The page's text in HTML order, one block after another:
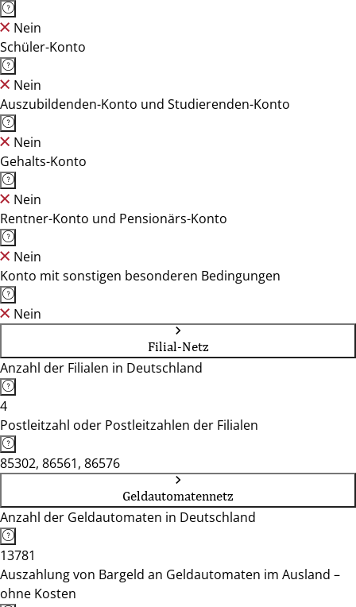
Nein
Schüler-Konto
Nein
Auszubildenden-Konto und Studierenden-Konto
Nein
Gehalts-Konto
Nein
Rentner-Konto und Pensionärs-Konto
Nein
Konto mit sonstigen besonderen Bedingungen
Nein
Filial-Netz
Anzahl der Filialen in Deutschland
4
Postleitzahl oder Postleitzahlen der Filialen
85302, 86561, 86576
Geldautomatennetz
Anzahl der Geldautomaten in Deutschland
13781
Auszahlung von Bargeld an Geldautomaten im Ausland –
ohne Kosten